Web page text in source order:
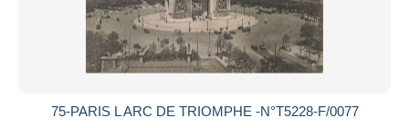
75-PARIS L ARC DE TRIOMPHE -N°T5228-F/0077